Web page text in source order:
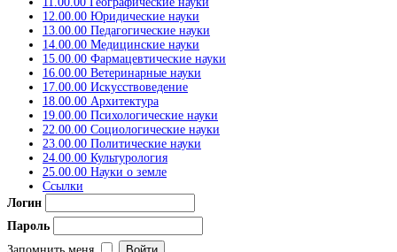
12.00.00 Юридические науки
13.00.00 Педагогические науки
14.00.00 Медицинские науки
15.00.00 Фармацевтические науки
16.00.00 Ветеринарные науки
17.00.00 Искусствоведение
18.00.00 Архитектура
19.00.00 Психологические науки
22.00.00 Социологические науки
23.00.00 Политические науки
24.00.00 Культурология
25.00.00 Науки о земле
Ссылки
Логин
Пароль